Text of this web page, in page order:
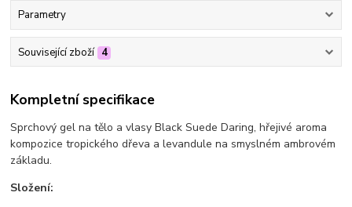
Parametry
Související zboží 4
Kompletní specifikace
Sprchový gel na tělo a vlasy Black Suede Daring, hřejivé aroma
kompozice tropického dřeva a levandule na smyslném ambrovém
základu.
Složení: